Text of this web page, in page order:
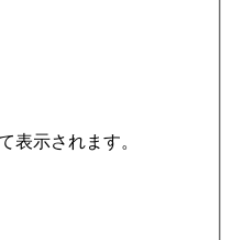
表示されます。